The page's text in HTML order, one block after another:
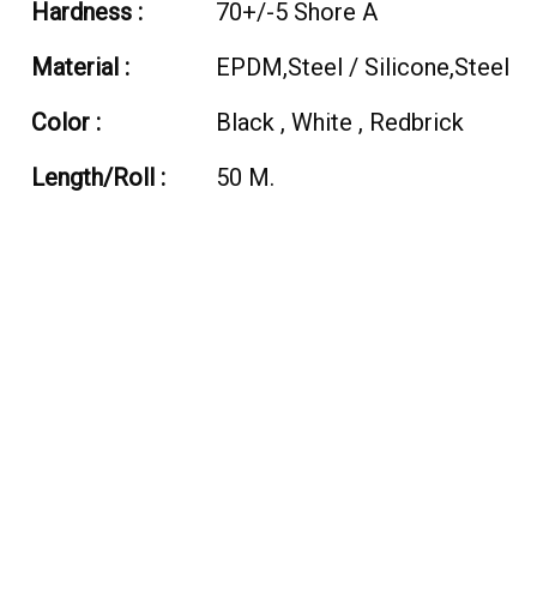
Hardness :
70+/-5 Shore A
Material :
EPDM,Steel / Silicone,Steel
Color :
Black , White , Redbrick
Length/Roll :
50 M.